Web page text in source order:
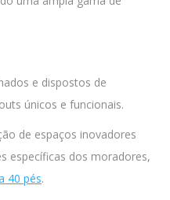
e dispostos de
únicos e funcionais.
de espaços inovadores
específicas dos moradores,
40 pés.